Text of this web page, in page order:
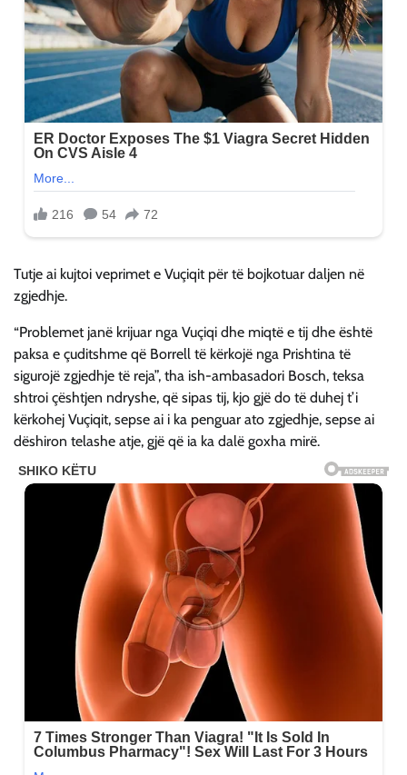
Tutje ai kujtoi veprimet e Vuçiqit për të bojkotuar daljen në
zgjedhje.
“Problemet janë krijuar nga Vuçiqi dhe miqtë e tij dhe është
paksa e çuditshme që Borrell të kërkojë nga Prishtina të
sigurojë zgjedhje të reja”, tha ish-ambasadori Bosch, teksa
shtroi çështjen ndryshe, që sipas tij, kjo gjë do të duhej t’i
kërkohej Vuçiqit, sepse ai i ka penguar ato zgjedhje, sepse ai
dëshiron telashe atje, gjë që ia ka dalë goxha mirë.